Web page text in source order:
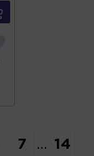
7 ... 14